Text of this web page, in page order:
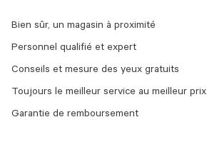
Bien sûr, un magasin à proximité
Personnel qualifié et expert
Conseils et mesure des yeux gratuits
Toujours le meilleur service au meilleur prix
Garantie de remboursement